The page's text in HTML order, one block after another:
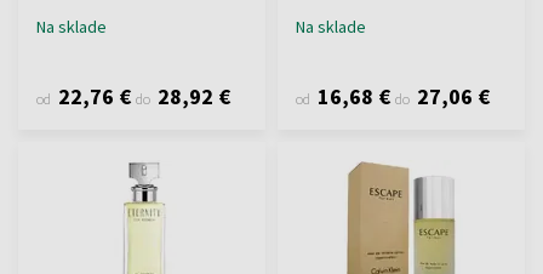
Na sklade
od 22,76 € do 28,92 €
Na sklade
od 16,68 € do 27,06 €